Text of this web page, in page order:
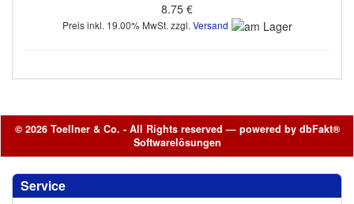
8.75 €
Preis inkl. 19.00% MwSt. zzgl. Versand
© 2026 Toellner & Co. - All Rights reserved — powered by dbFakt®
Softwarelösungen
Service